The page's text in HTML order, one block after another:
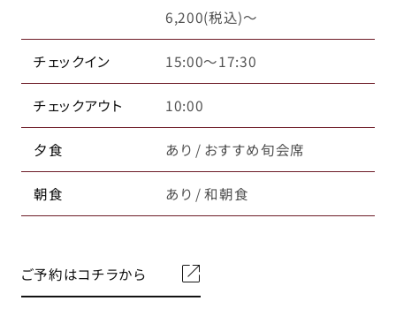
6,200(税込)～
チェックイン 15:00～17:30
チェックアウト 10:00
夕食 あり / おすすめ旬会席
朝食 あり / 和朝食
ご予約はコチラから